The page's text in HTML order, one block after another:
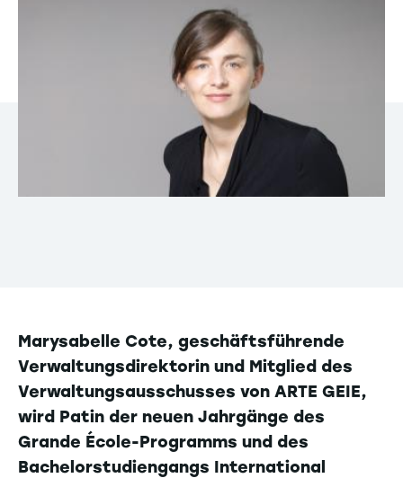
Marysabelle Cote, geschäftsführende
Verwaltungsdirektorin und Mitglied des
Verwaltungsausschusses von ARTE GEIE,
wird Patin der neuen Jahrgänge des
Grande École-Programms und des
Bachelorstudiengangs International